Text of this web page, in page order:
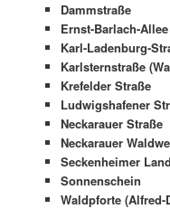
Dammstraße
Ernst-Barlach-
Karl-Ladenburg-
Karlsternstraße
Krefelder Straße
Ludwigshafener
Neckarauer Straße
Neckarauer
Seckenheimer
Sonnenschein
Waldpforte (Alfred-